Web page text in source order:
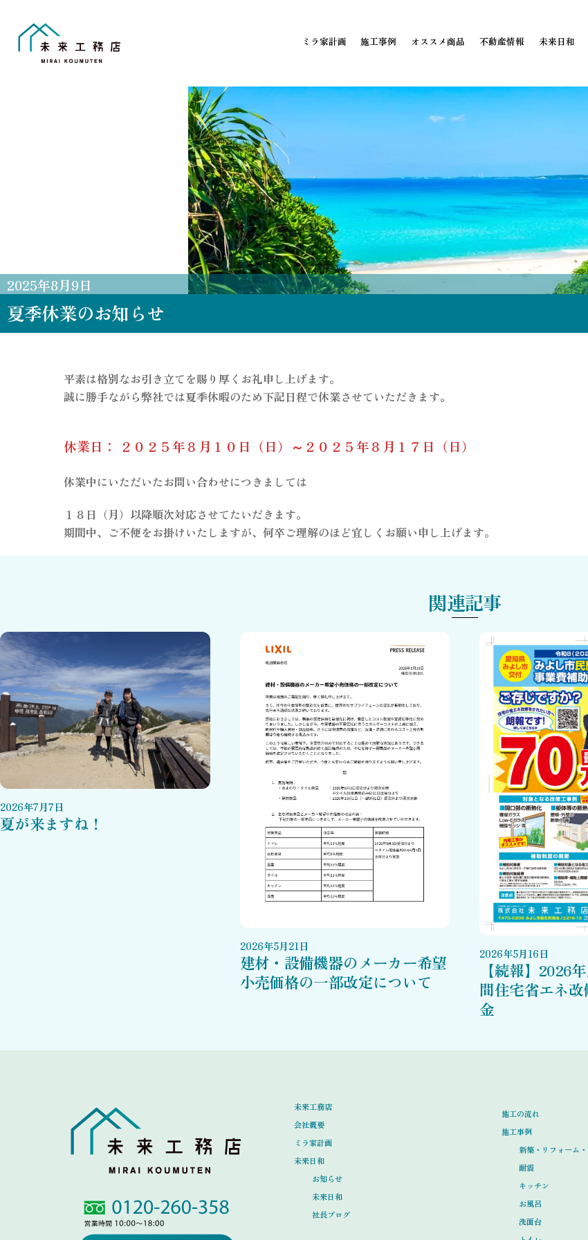
ミラ家計画 施工事例 オススメ商品 不動産情報 未来日和
2025年8月9日
夏季休業のお知らせ
平素は格別なお引き立てを賜り厚くお礼申し上げます。
誠に勝手ながら弊社では夏季休暇のため下記日程で休業させていただきます。
休業日： ２０２５年８月１０日（日）～２０２５年８月１７日（日）
休業中にいただいたお問い合わせにつきましては
１８日（月）以降順次対応させてたいだきます。
期間中、ご不便をお掛けいたしますが、何卒ご理解のほど宜しくお願い申し上げます。
関連記事
2026年7月7日
夏が来ますね！
2026年5月21 日
建材・設備機器のメーカー希望
小売価格の一部改定について
2026年5月16日
【続報】2026
間住宅省エネ
金
Link
未来工務店
会社概要
ミラ家計画
未来日和
お知らせ
未来日和
社長ブログ
施工の流れ
施工事例
新築・リフォーム
耐震
キッチン
お風呂
洗面台